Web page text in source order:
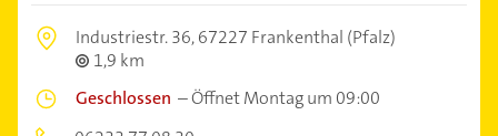
Industriestr. 36,67227 Frankenthal (Pfalz)
1,9 km
Geschlossen –Öffnet Montag um 09:00